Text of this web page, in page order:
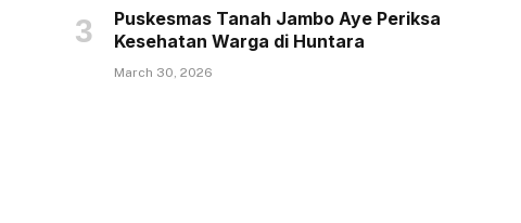
Puskesmas Tanah Jambo Aye Periksa
Kesehatan Warga di Huntara
March 30, 2026